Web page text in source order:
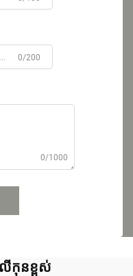
0/200
0/1000
កុនខ្ពស់